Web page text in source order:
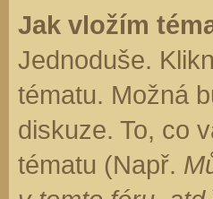
Jak vložím
Jednoduše.
tématu. Možná
diskuze. To, co
tématu (Např.